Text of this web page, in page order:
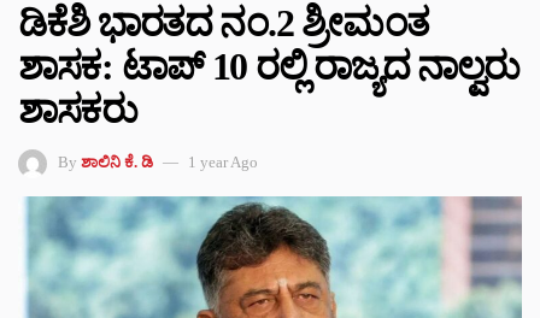
ಡಿಕೆಶಿ ಭಾರತದ ನಂ.2 ಶ್ರೀಮಂತ
ಶಾಸಕ: ಟಾಪ್‌ 10 ರಲ್ಲಿ ರಾಜ್ಯದ ನಾಲ್ವರು
ಶಾಸಕರು
By ಶಾಲಿನಿ ಕೆ. ಡಿ 1 year Ago